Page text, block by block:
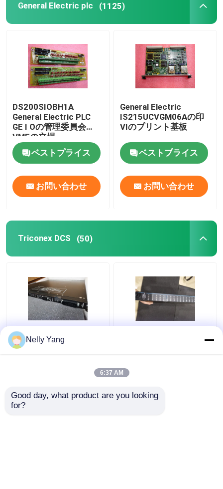
General Electric plc (1125)
DS200SIOBH1A
General Electric PLC
GE I Oの管理委員会
VMEの立場
ベストプライス
お問い合わせ
General Electric
IS215UCVGM06Aの印
VIのプリント基板
ベストプライス
お問い合わせ
Triconex DCS (50)
標準的なInvensys
Triconex 3008の主演算
V9.6およびより遅いシ
デジタル出力 Triconex
ィカル制御用デジタル
24VDC出力モジュール
Nelly Yang
6:37 AM
Good day, what product are you looking
for?